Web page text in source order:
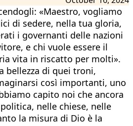
«Maestro, vogliamo
di sedere, nella tua gloria,
i governanti delle nazioni
e chi vuole essere il
vita in riscatto per molti».
bellezza di quei troni,
così importanti, uno
capito noi che ancora
nelle chiese, nelle
la misura di Dio è la